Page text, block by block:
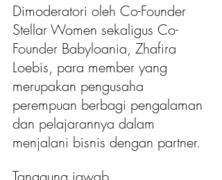
Dimoderatori oleh Co-Founder
Stellar Women sekaligus Co-
Founder Babyloania, Zhafira
Loebis, para member yang
merupakan pengusaha
perempuan berbagi pengalaman
dan pelajarannya dalam
menjalani bisnis dengan partner.
Tanggung jawab